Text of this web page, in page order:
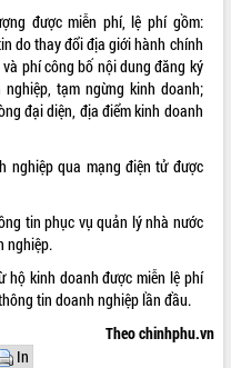
được miễn phí, lệ phí gồm:
do thay đổi địa giới hành chính
phí công bố nội dung đăng ký
tạm ngừng kinh doanh;
đại diện, địa điểm kinh doanh
nghiệp qua mạng điện tử được
tin phục vụ quản lý nhà nước
nghiệp.
hộ kinh doanh được miễn lệ phí
tin doanh nghiệp lần đầu.
Theo chinhphu.vn
In